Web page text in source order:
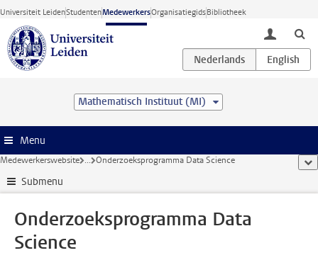
Ga direct naar de inhoud
Universiteit LeidenStudentenMedewerkersOrganisatiegidsBibliotheek
toggle
Mathematisch Instituut (MI)
Menu
Medewerkerswebsite ... Onderzoeksprogramma Data Science
Submenu
Onderzoeksprogramma Data
Science